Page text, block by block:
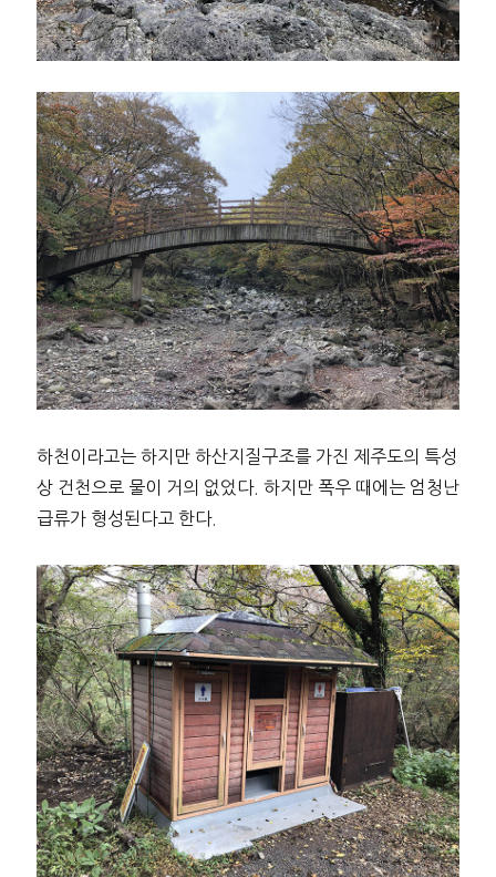
하천이라고는 하지만 하산지질구조를 가진 제주도의 특성
상 건천으로 물이 거의 없었다. 하지만 폭우 때에는 엄청난
급류가 형성된다고 한다.